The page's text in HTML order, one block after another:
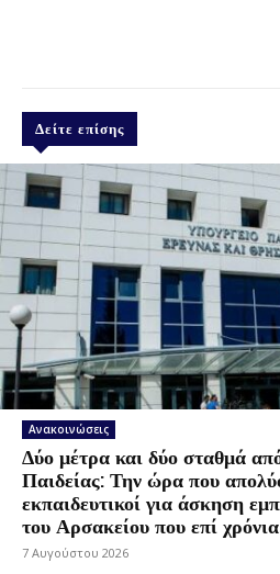
Δείτε επίσης
Ανακοινώσεις
Δύο μέτρα και δύο σταθμά
Παιδείας: Την ώρα που
εκπαιδευτικοί για άσκηση
του Αρσακείου που επί
7 Αυγούστου 2026